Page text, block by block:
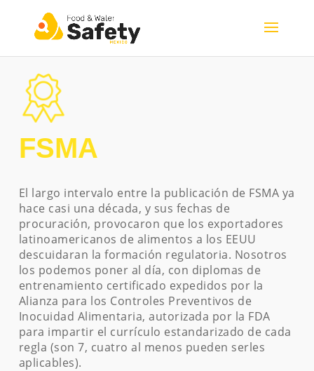
FSMA
El largo intervalo entre la publicación de FSMA ya
hace casi una década, y sus fechas de
procuración, provocaron que los exportadores
latinoamericanos de alimentos a los EEUU
descuidaran la formación regulatoria. Nosotros
los podemos poner al día, con diplomas de
entrenamiento certificado expedidos por la
Alianza para los Controles Preventivos de
Inocuidad Alimentaria, autorizada por la FDA
para impartir el currículo estandarizado de cada
regla (son 7, cuatro al menos pueden serles
aplicables).